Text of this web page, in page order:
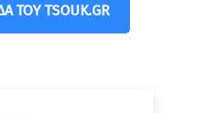
ΤΟΥ TSOUK.GR